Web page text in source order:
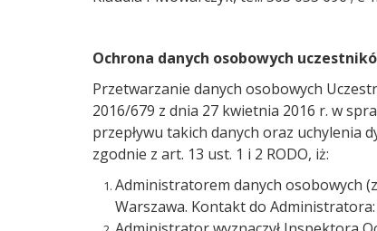
Ochrona danych osobowych
Przetwarzanie danych osobowych
2016/679 z dnia 27 kwietnia 2016 r. w
przepływu takich danych oraz uchylenia
zgodnie z art. 13 ust. 1 i 2 RODO, iż:
Administratorem danych osobowych
Warszawa. Kontakt do